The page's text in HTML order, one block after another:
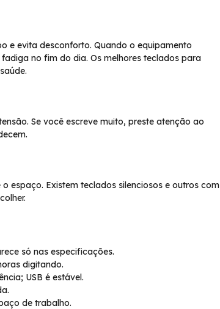
e evita desconforto. Quando o equipamento
no fim do dia. Os melhores teclados para
Se você escreve muito, preste atenção ao
espaço. Existem teclados silenciosos e outros com
só nas especificações.
digitando.
USB é estável.
de trabalho.